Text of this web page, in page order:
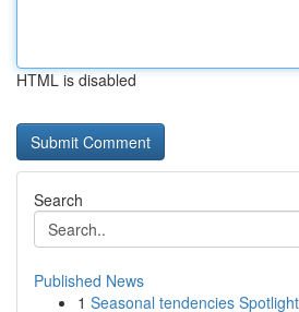
HTML is disabled
Search
Published News
1 Seasonal tendencies